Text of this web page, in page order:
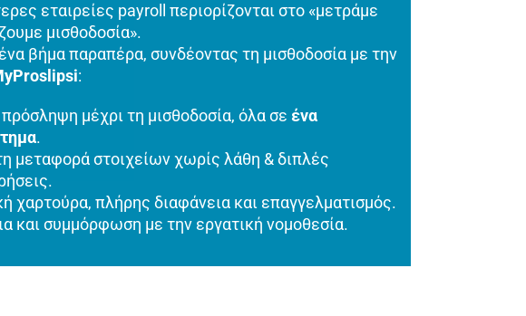
εταιρείες payroll περιορίζονται στο «μετράμε
μισθοδοσία».
βήμα παραπέρα, συνδέοντας τη μισθοδοσία με την
:
μέχρι τη μισθοδοσία, όλα σε ένα
.
μεταφορά στοιχείων χωρίς λάθη & διπλές
χαρτούρα, πλήρης διαφάνεια και επαγγελματισμός.
και συμμόρφωση με την εργατική νομοθεσία.